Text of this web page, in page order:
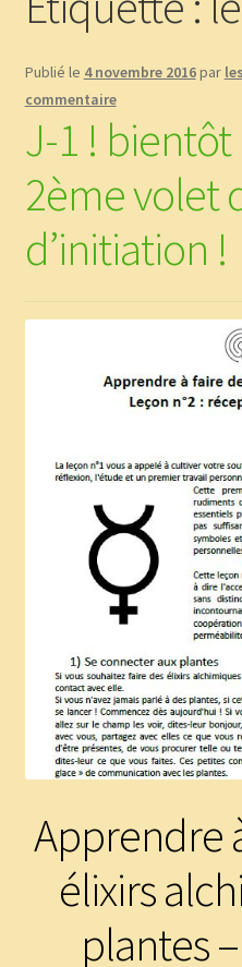
Boutique
CGV
Commande
Contact
Copinage
Méditations Labyrinthiques
page test diaporama
Témoignages
Publié le 4 novembre 2016par
commentaire
J-1 !
2ème volet
d’initiation !
Apprendre
élixirs
plantes